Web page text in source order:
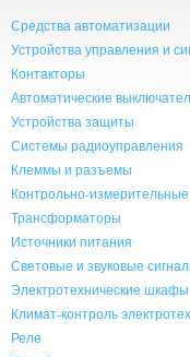
Средства автоматизации
Устройства управления и
Контакторы
Автоматические
Устройства защиты
Системы радиоуправления
Клеммы и разъемы
Контрольно-
Трансформаторы
Источники питания
Световые и звуковые
Электротехнические
Климат-контроль
Реле